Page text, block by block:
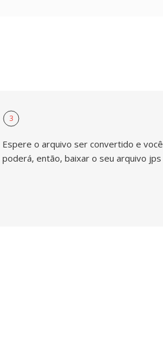
3
Espere o arquivo ser convertido e você
poderá, então, baixar o seu arquivo jps